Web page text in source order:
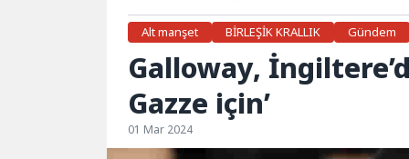
Alt manşet BİRLEŞİK KRALLIK Gündem
Galloway,
Gazze için’
01 Mar 2024